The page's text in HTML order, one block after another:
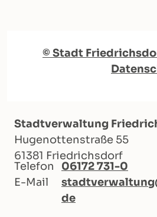
© Stadt
Stadtverwaltung
Hugenottenstraße 55
61381 Friedrichsdorf
Telefon
06172 731-0
E-Mail
de